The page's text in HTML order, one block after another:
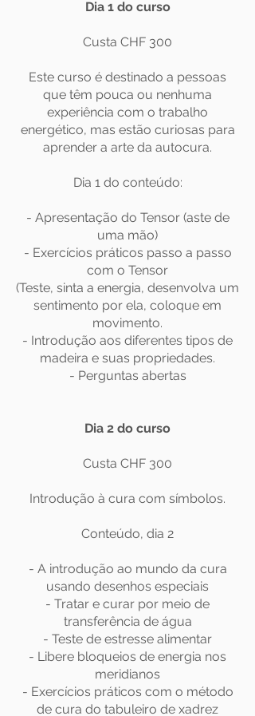
Dia 1 do curso
Custa CHF 300
Este curso é destinado a pessoas
que têm pouca ou nenhuma
experiência com o trabalho
energético, mas estão curiosas para
aprender a arte da autocura.
Dia 1 do conteúdo:
- Apresentação do Tensor (aste de
uma mão)
- Exercícios práticos passo a passo
com o Tensor
(Teste, sinta a energia, desenvolva um
sentimento por ela, coloque em
movimento.
- Introdução aos diferentes tipos de
madeira e suas propriedades.
- Perguntas abertas
Dia 2 do curso
Custa CHF 300
Introdução à cura com símbolos.
Conteúdo, dia 2
- A introdução ao mundo da cura
usando desenhos especiais
- Tratar e curar por meio de
transferência de água
- Teste de estresse alimentar
- Libere bloqueios de energia nos
meridianos
- Exercícios práticos com o método
de cura do tabuleiro de xadrez